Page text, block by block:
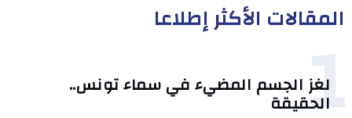
المقالات الأكثر إطلاعا
1
لغز الجسم المضيء في سماء تونس..
الحقيقة